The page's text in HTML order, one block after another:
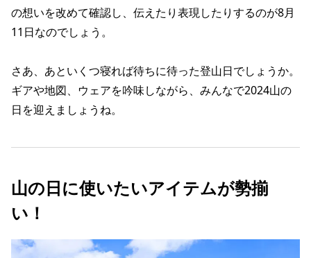
の想いを改めて確認し、伝えたり表現したりするのが8月
11日なのでしょう。
さあ、あといくつ寝れば待ちに待った登山日でしょうか。
ギアや地図、ウェアを吟味しながら、みんなで2024山の
日を迎えましょうね。
山の日に使いたいアイテムが勢揃
い！